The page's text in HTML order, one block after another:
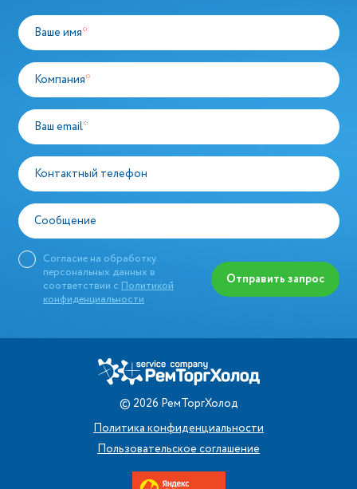
Ваше имя*
Компания*
Ваш email*
Контактный телефон
Сообщение
Согласие на обработку
персональных данных в
соответствии с Политикой
конфиденциальности
Отправить запрос
© 2026 РемТоргХолод
Политика конфиденциальности
Пользовательское соглашение